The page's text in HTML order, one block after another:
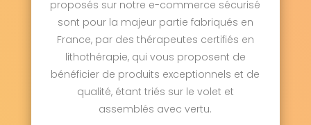
proposés sur notre e-commerce sécurisé
sont pour la majeur partie fabriqués en
France, par des thérapeutes certifiés en
lithothérapie, qui vous proposent de
bénéficier de produits exceptionnels et de
qualité, étant triés sur le volet et
assemblés avec vertu.